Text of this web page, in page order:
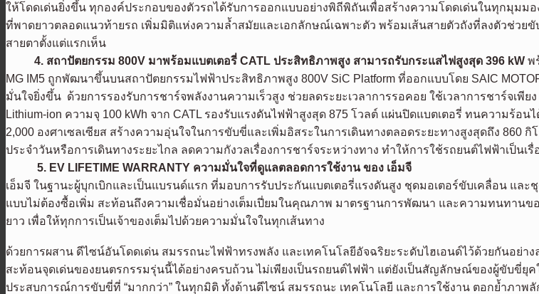
ให้โดดเด่นยิ่งขึ้น ทุกองค์ประกอบของตัวรถได้รับการออกแบบอย่างพิถีพิถันเพื่อสร้างความโดดเด่นในทุกมุม
ที่พาดยาวตลอดแนวท้ายรถ เพิ่มมิติแห่งความล้ำสมัยและเอกลักษณ์เฉพาะตัว พร้อมเส้นสายตัวถังที่ลงตัวช่ว
สายตาตั้งแต่แรกเห็น
4. สถาปัตยกรรม 800V มาพร้อมแบตเตอรี่ CATL ประสิทธิภาพสูง สามารถรับกระแสไฟสูงสุด 396 kW พ
MG IM5 ถูกพัฒนาขึ้นบนสถาปัตยกรรมไฟฟ้าประสิทธิภาพสูง 800V SiC Platform ที่ออกแบบโดย SAIC
มั่นใจยิ่งขึ้น ด้วยการรองรับการชาร์จพลังงานความเร็วสูง ช่วยลดระยะเวลาการรอคอย ใช้เวลาการชาร์จเ
Lithium-ion ความจุ 100 kWh จาก CATL รองรับแรงดันไฟฟ้าสูงสุด 875 โวลต์ แผ่นปิดแบตเตอรี่ ทนความร้อ
2,000 องศาเซลเซียส สร้างความอุ่นใจในการขับขี่และเพิ่มอิสระในการเดินทางตลอดระยะทางสูงสุดถึง 860
ประจำวันหรือการเดินทางระยะไกล ลดความกังวลเรื่องการชาร์จระหว่างทาง ทำให้การใช้รถยนต์ไฟฟ้าเป็นเ
5. EV LIFETIME WARRANTY ความมั่นใจที่ดูแลตลอดการใช้งาน ของ เอ็มจี
เอ็มจี ในฐานะผู้บุกเบิกและเป็นแบรนด์แรก ที่มอบการรับประกันแบตเตอรี่แรงดันสูง ชุดมอเตอร์ขับเคลื่อน แล
แบบไม่ต้องซื้อเพิ่ม สะท้อนถึงความเชื่อมั่นอย่างเต็มเปี่ยมในคุณภาพ มาตรฐานการพัฒนา และความทนทานข
ยาว เพื่อให้ทุกการเป็นเจ้าของเต็มไปด้วยความมั่นใจในทุกเส้นทาง
ด้วยการผสาน ดีไซน์อันโดดเด่น สมรรถนะไฟฟ้าทรงพลัง และเทคโนโลยีอัจฉริยะระดับไฮเอนด์ไว้ด้วยกันอย่าง
สะท้อนจุดเด่นของยนตรกรรมรุ่นนี้ได้อย่างครบถ้วน ไม่เพียงเป็นรถยนต์ไฟฟ้า แต่ยังเป็นสัญลักษณ์ของผู้ขับขี่
ประสบการณ์การขับขี่ที่ “มากกว่า” ในทุกมิติ ทั้งด้านดีไซน์ สมรรถนะ เทคโนโลยี และการใช้งาน ตอกย้ำภา